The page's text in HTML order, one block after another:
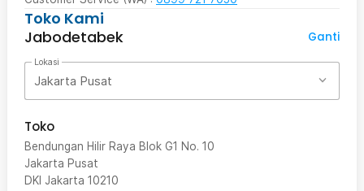
Toko Kami
Jabodetabek
Ganti
Lokasi
Jakarta Pusat
Toko
Bendungan Hilir Raya Blok G1 No. 10
Jakarta Pusat
DKI Jakarta 10210